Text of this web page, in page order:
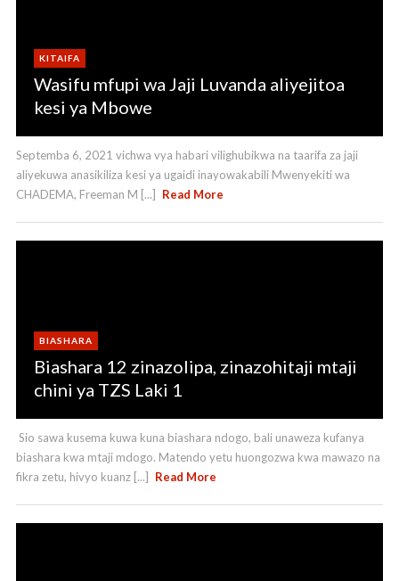
KITAIFA
Wasifu mfupi wa Jaji Luvanda aliyejitoa
kesi ya Mbowe
Septemba 6, 2021 vichwa vya habari vilighubikwa na taarifa za jaji
aliyekuwa anasikiliza kesi ya ugaidi inayowakabili Mwenyekiti wa
CHADEMA, Freeman M [...]
Read More
BIASHARA
Biashara 12 zinazolipa, zinazohitaji mtaji
chini ya TZS Laki 1
Sio sawa kusema kuwa kuna biashara ndogo, bali unaweza kufanya
biashara kwa mtaji mdogo. Matendo yetu huongozwa kwa mawazo na
fikra zetu, hivyo kuanz [...]
Read More